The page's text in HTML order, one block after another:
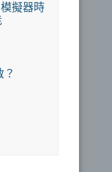
擬器時